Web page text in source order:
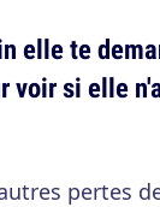
elle te
voir si elle
pertes